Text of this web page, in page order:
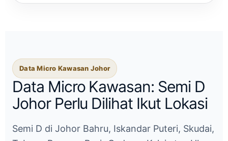
Data Micro Kawasan Johor
Data Micro Kawasan: Semi D
Johor Perlu Dilihat Ikut Lokasi
Semi D di Johor Bahru, Iskandar Puteri, Skudai,